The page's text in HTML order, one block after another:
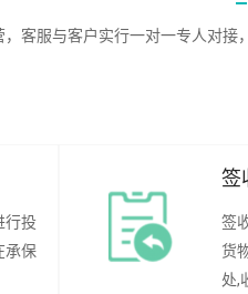
，客服与客户实行一对一专人对
行投
承保
签
签
货
处,